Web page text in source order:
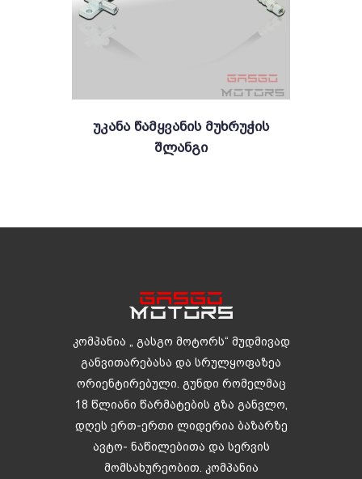
Უკანა Წამყვანის Მუხრუჭის
Შლანგი
კომპანია „ გასგო მოტორს“ მუდმივად
განვითარებასა და სრულყოფაზეა
ორიენტირებული. გუნდი რომელმაც
18 წლიანი წარმატების გზა განვლო,
დღეს ერთ-ერთი ლიდერია ბაზარზე
ავტო- ნაწილებითა და სერვის
მომსახურეობით. კომპანია